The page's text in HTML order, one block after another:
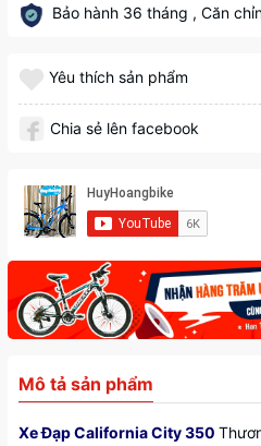
Bảo hành 36 tháng , Căn
Yêu thích sản phẩm
Chia sẻ lên facebook
Mô tả sản phẩm
Xe Đạp California City 350